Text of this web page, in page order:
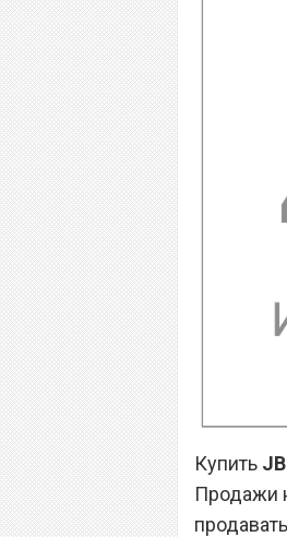
Купить
Продажи